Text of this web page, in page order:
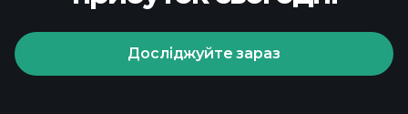
Playtrade Tournaments
Досліджуйте зараз